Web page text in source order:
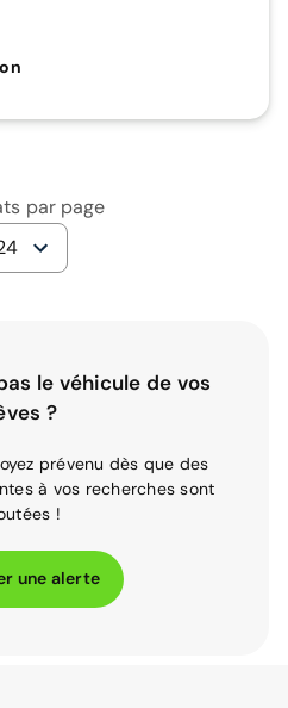
par page
le véhicule de vos
?
prévenu dès que des
à vos recherches sont
!
une alerte